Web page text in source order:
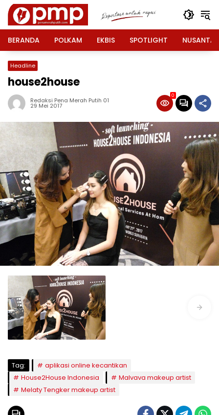
Langsung
konten
BERANDA
POLKAM EKBIS SPOTLIGHT
Headline
house2house
Redaksi Pena Merah Putih 01
29 Mei 2017
0
Tag:
aplikasi online kecantikan
House2House Indonesia
Malvava makeup artist
Melaty Tengker makeup artist